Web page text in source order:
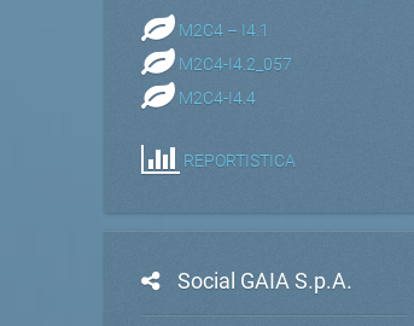
M2C4 – I4.1
M2C4-I4.2_057
M2C4-I4.4
REPORTISTICA
Social GAIA S.p.A.